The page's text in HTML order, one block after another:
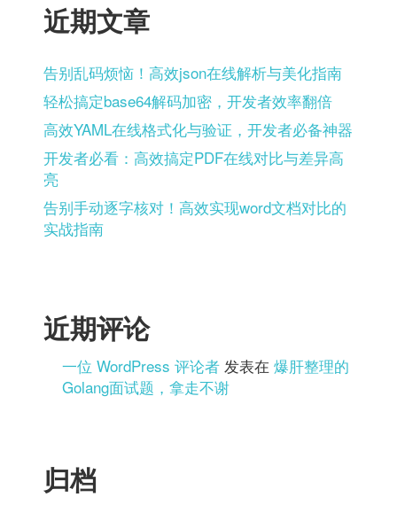
近期文章
告别乱码烦恼！高效json在线解析与美化指南
轻松搞定base64解码加密，开发者效率翻倍
高效YAML在线格式化与验证，开发者必备神器
开发者必看：高效搞定PDF在线对比与差异高
亮
告别手动逐字核对！高效实现word文档对比的
实战指南
近期评论
一位 WordPress 评论者 发表在爆肝整理的
Golang面试题，拿走不谢
归档